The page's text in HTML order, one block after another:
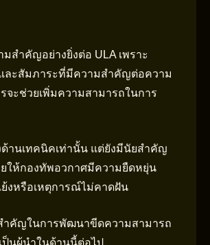
สำคัญอย่างยิ่งต่อ ULA เพราะ
ละสัมภาระที่มีความสำคัญต่อความ
จะช่วยเพิ่มความสามารถในการ
านเทคนิคเท่านั้น แต่ยังมีนัยสำคัญ
ให้กองทัพอวกาศมีความยืดหยุ่น
งหรือเหตุการณ์ไม่คาดฝัน
ำคัญในการพัฒนาขีดความสามารถ
นผู้นำในด้านนี้ต่อไป